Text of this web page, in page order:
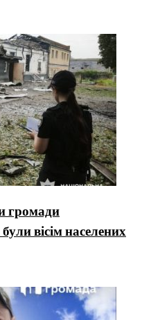
громади
вісім населених